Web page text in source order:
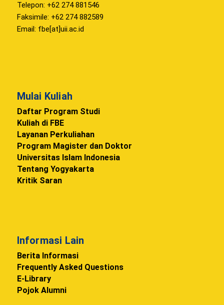
Telepon: +62 274 881546
Faksimile: +62 274 882589
Email: fbe[at]uii.ac.id
Mulai Kuliah
Daftar Program Studi
Kuliah di FBE
Layanan Perkuliahan
Program Magister dan Doktor
Universitas Islam Indonesia
Tentang Yogyakarta
Kritik Saran
Informasi Lain
Berita Informasi
Frequently Asked Questions
E-Library
Pojok Alumni